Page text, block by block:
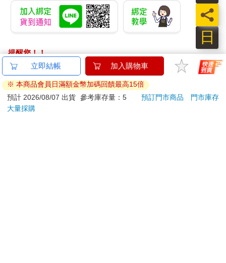
提醒您！！
金石堂及銀行均不會請您操作ATM! 如接獲電話要求您前往
ATM提款機，請不要聽從指示，以免受騙上當！
退換貨須知：
**提醒您，鑑賞期不等於試用期，退回商品須為全新狀態**
立即結帳 加入購物車
※ 本商品會員日滿額金幣加碼回饋最高15倍
預計 2026/08/07 出貨 參考庫存量：5 預訂門市商品
門市庫存
大量採購
日
員